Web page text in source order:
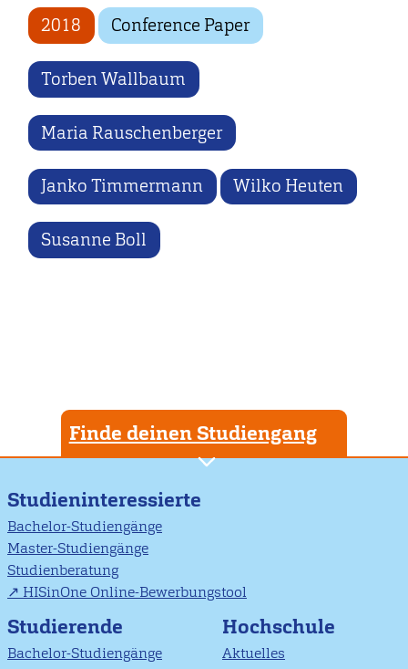
2018 Conference Paper
Torben Wallbaum
Maria Rauschenberger
Janko Timmermann Wilko Heuten
Susanne Boll
Finde deinen Studiengang
Studieninteressierte
Bachelor-Studiengänge
Master-Studiengänge
Studienberatung
HISinOne Online-Bewerbungstool
Studierende
Bachelor-Studiengänge
Hochschule
Aktuelles